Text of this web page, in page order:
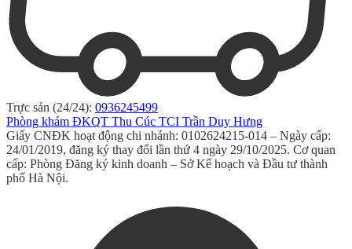
Trực sản (24/24): 0936245499
Phòng khám ĐKQT Thu Cúc TCI Trần Duy Hưng
Giấy CNĐK hoạt động chi nhánh: 0102624215-014 – Ngày cấp:
24/01/2019, đăng ký thay đổi lần thứ 4 ngày 29/10/2025. Cơ quan
cấp: Phòng Đăng ký kinh doanh – Sở Kế hoạch và Đầu tư thành
phố Hà Nội.